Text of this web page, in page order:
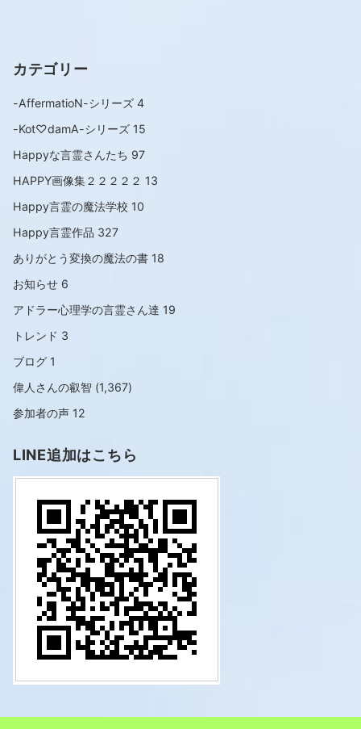
カテゴリー
-AffermatioN-シリーズ 4
-Kot♡damA-シリーズ 15
Happyな言霊さんたち 97
HAPPY画像集２２２２２ 13
Happy言霊の魔法学校 10
Happy言霊作品 327
ありがとう変換の魔法の書 18
お知らせ 6
アドラー心理学の言霊さん達 19
トレンド 3
ブログ 1
偉人さんの叡智 (1,367)
参加者の声 12
LINE追加はこちら